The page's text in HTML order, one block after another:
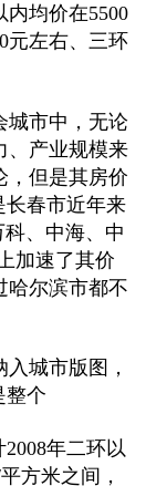
均价在5500
元左右、三环
城市中，无论
、产业规模来
，但是其房价
长春市近年来
、中海、中
加速了其价
哈尔滨市都不
城市版图，
整个
年二环以
方米之间，